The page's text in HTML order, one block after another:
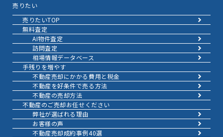
売りたい
売りたいTOP
無料査定
AI物件査定
訪問査定
相場情報データベース
手残りを増やす
不動産売却にかかる費用と税金
不動産を好条件で売る方法
不動産の売却方法
不動産のご売却お任せください
弊社が選ばれる理由
お客様の声
不動産売却成約事例40選